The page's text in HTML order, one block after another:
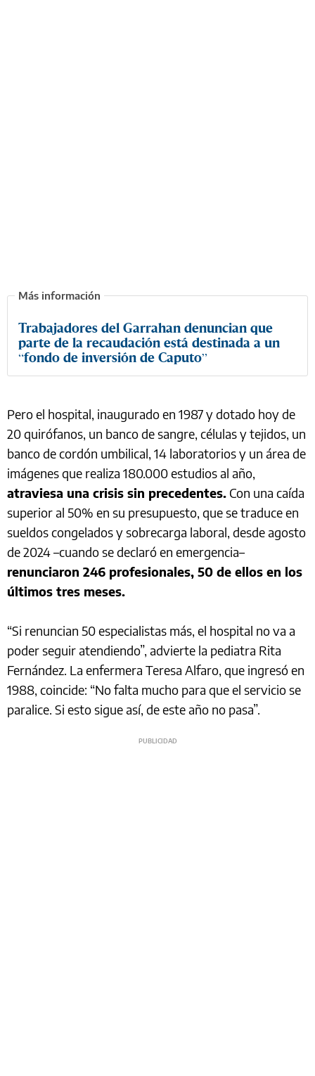
Trabajadores del Garrahan denuncian que
parte de la recaudación está destinada a un
“fondo de inversión de Caputo”
Pero el hospital, inaugurado en 1987 y dotado hoy de
20 quirófanos, un banco de sangre, células y tejidos, un
banco de cordón umbilical, 14 laboratorios y un área de
imágenes que realiza 180.000 estudios al año,
atraviesa una crisis sin precedentes. Con una caída
superior al 50% en su presupuesto, que se traduce en
sueldos congelados y sobrecarga laboral, desde agosto
de 2024 –cuando se declaró en emergencia–
renunciaron 246 profesionales, 50 de ellos en los
últimos tres meses.
“Si renuncian 50 especialistas más, el hospital no va a
poder seguir atendiendo”, advierte la pediatra Rita
Fernández. La enfermera Teresa Alfaro, que ingresó en
1988, coincide: “No falta mucho para que el servicio se
paralice. Si esto sigue así, de este año no pasa”.